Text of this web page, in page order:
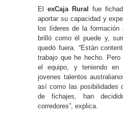
El exCaja Rural
fue
aportar su capacidad y
los líderes de la formación
brilló como él puede y,
quedó fuera. “Están
trabajo que he hecho.
el equipo, y teniendo en
jovenes talentos
así como las posibilidades
de fichajes, han
corredores”, explica.